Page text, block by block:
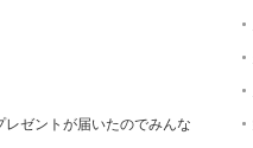
ゼントが届いたのでみんな